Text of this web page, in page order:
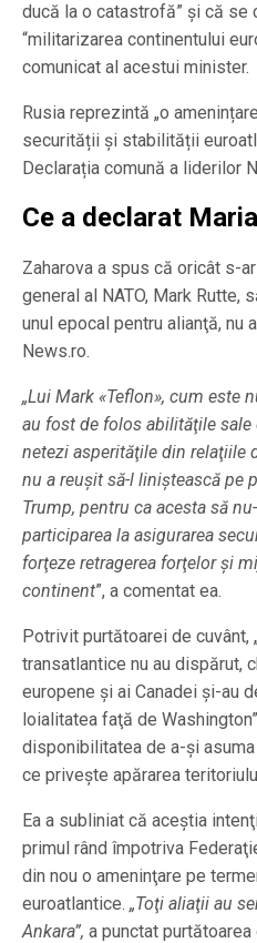
ducă la o catastrofă” şi că se
“militarizarea continentului
comunicat al acestui minister.
Rusia reprezintă „o
securității și stabilității
Declarația comună a liderilor
Ce a declarat
Zaharova a spus că oricât s-
general al NATO, Mark Rutte,
unul epocal pentru alianţă, nu
News.ro.
„Lui Mark «Teflon», cum este
au fost de folos abilităţile sale
netezi asperităţile din relaţiile
nu a reuşit să-l liniştească pe
Trump, pentru ca acesta să
participarea la asigurarea
forţeze retragerea forţelor şi
continent”, a comentat ea.
Potrivit purtătoarei de cuvânt,
transatlantice nu au dispărut,
europene şi ai Canadei şi-au
loialitatea faţă de
disponibilitatea de a-şi
ce priveşte apărarea
Ea a subliniat că aceştia
primul rând împotriva
din nou o ameninţare pe
euroatlantice. „Toţi aliaţii au
Ankara”, a punctat